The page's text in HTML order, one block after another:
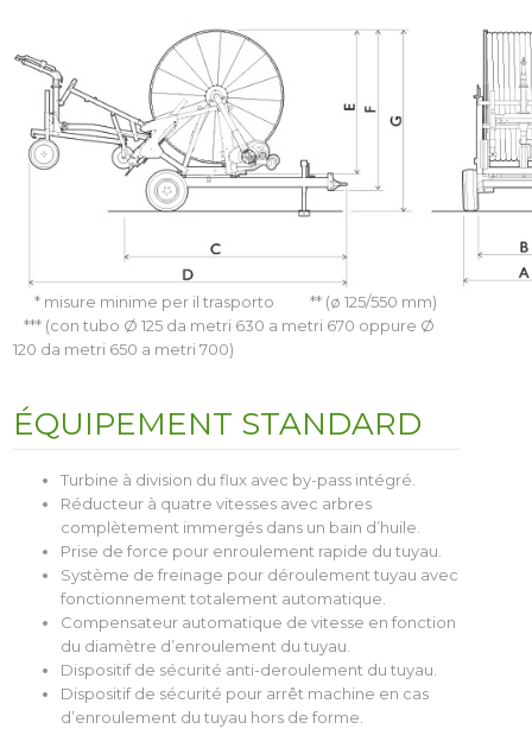
* misure minime per il trasporto ** (ø 125/550 mm)
*** (con tubo Ø 125 da metri 630 a metri 670 oppure Ø
120 da metri 650 a metri 700)
ÉQUIPEMENT STANDARD
Turbine à division du flux avec by-pass intégré.
Réducteur à quatre vitesses avec arbres
complètement immergés dans un bain d’huile.
Prise de force pour enroulement rapide du tuyau.
Système de freinage pour déroulement tuyau avec
fonctionnement totalement automatique.
Compensateur automatique de vitesse en fonction
du diamètre d’enroulement du tuyau.
Dispositif de sécurité anti-deroulement du tuyau.
Dispositif de sécurité pour arrêt machine en cas
d’enroulement du tuyau hors de forme.